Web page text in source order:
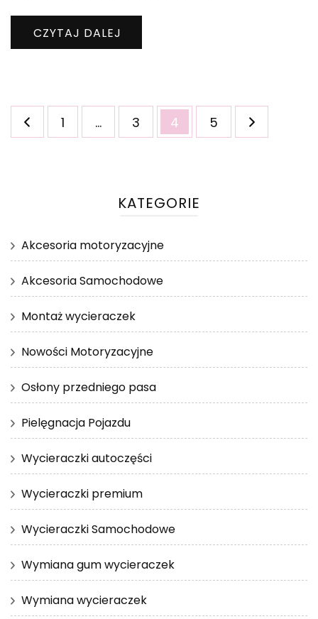
CZYTAJ DALEJ
Stronicowanie
wpisówStrona
1 … Strona
3 Strona
4 Strona
5
KATEGORIE
Akcesoria motoryzacyjne
Akcesoria Samochodowe
Montaż wycieraczek
Nowości Motoryzacyjne
Osłony przedniego pasa
Pielęgnacja Pojazdu
Wycieraczki autoczęści
Wycieraczki premium
Wycieraczki Samochodowe
Wymiana gum wycieraczek
Wymiana wycieraczek